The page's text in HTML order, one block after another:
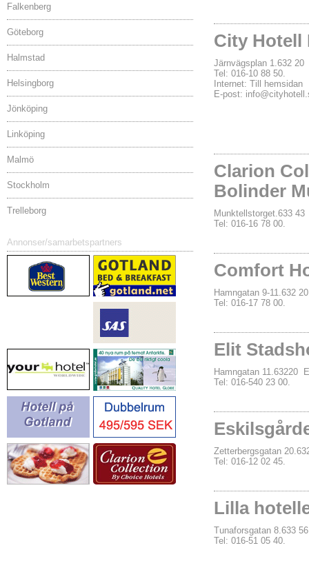
Falkenberg
Göteborg
Halmstad
Helsingborg
Jönköping
Linköping
Malmö
Stockholm
Trelleborg
Annonser/samarbetspartners
City Hotell
Järnvägsplan 1.632
Tel: 016-10 88 50.
Internet: Till hemsidan
E-post:
Clarion
Bolinder
Munktellstorget.633
Tel: 016-16 78 00.
Comfort
Hamngatan 9-11.632
Tel: 016-17 78 00.
Elit
Hamngatan 11.63220
Tel: 016-540 23 00.
Zetterbergsgatan
Tel: 016-12 02 45.
Lilla
Tunaforsgatan 8.633
Tel: 016-51 05 40.